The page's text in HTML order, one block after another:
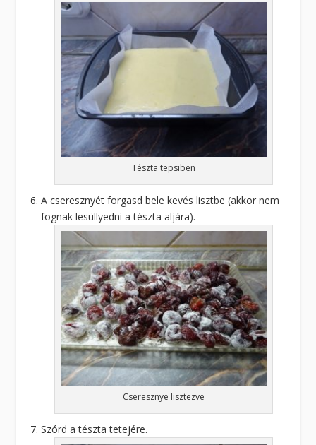
Tészta tepsiben
A cseresznyét forgasd bele kevés lisztbe (akkor nem
fognak lesüllyedni a tészta aljára).
Cseresznye lisztezve
Szórd a tészta tetejére.